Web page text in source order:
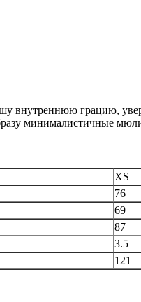
внутреннюю грацию,
минималистичные
XS
76
69
87
3.5
121